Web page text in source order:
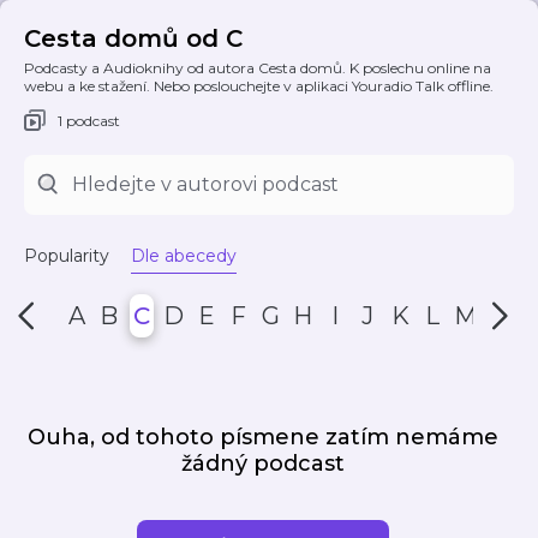
Cesta domů od C
Podcasty a Audioknihy od autora Cesta domů. K poslechu online na
webu a ke stažení. Nebo poslouchejte v aplikaci Youradio Talk offline.
1 podcast
Popularity Dle abecedy
A B C D E F G H I J K L M N
Ouha, od tohoto písmene zatím nemáme
žádný podcast